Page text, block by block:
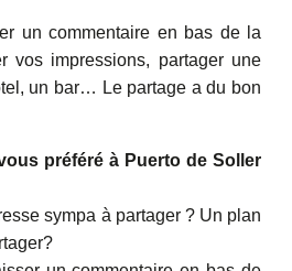
un commentaire en bas de la
vos impressions, partager une
un bar… Le partage a du bon
préféré à Puerto de Soller
sympa à partager ? Un plan